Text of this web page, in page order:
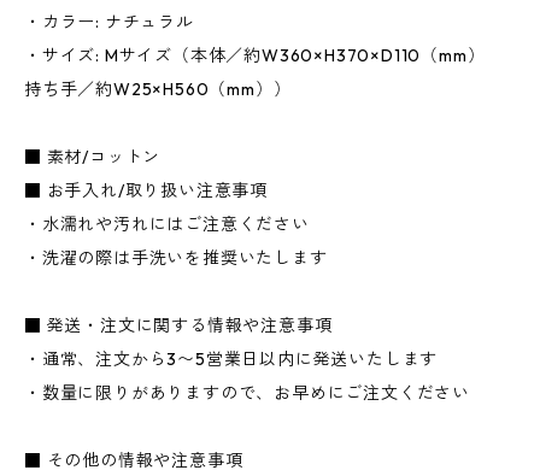
・カラー: ナチュラル
・サイズ: Mサイズ（本体／約W360×H370×D110（mm）
持ち手／約W25×H560（mm））
■ 素材/コットン
■ お手入れ/取り扱い注意事項
・水濡れや汚れにはご注意ください
・洗濯の際は手洗いを推奨いたします
■ 発送・注文に関する情報や注意事項
・通常、注文から3〜5営業日以内に発送いたします
・数量に限りがありますので、お早めにご注文ください
■ その他の情報や注意事項